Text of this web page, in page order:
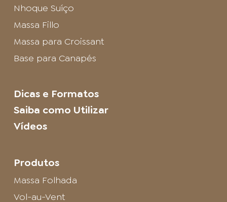
Nhoque Suíço
Massa Fillo
Massa para Croissant
Base para Canapés
Dicas e Formatos
Saiba como Utilizar
Vídeos
Produtos
Massa Folhada
Vol-au-Vent